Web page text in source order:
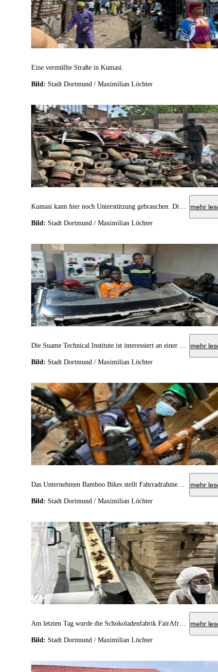
Eine vermüllte Straße in Kumasi.
Bild: Stadt Dortmund / Maximilian Löchter
Kumasi kann hier noch Unterstützung gebrauchen. Die Bilder vor Ort waren bedrückend. mehr
Bild: Stadt Dortmund / Maximilian Löchter
Die Suame Technical Institute ist interessiert an einer Schulpartnerschaft mit einer Dortmunder Berufsschule. mehr
Bild: Stadt Dortmund / Maximilian Löchter
Das Unternehmen Bamboo Bikes stellt Fahrradrahmen aus Bambus her. Aktuell bauen sie ihre Vermarktung aus, um die Fahrradrahmen in so viele Länder wie möglich zu verkaufen. mehr
Bild: Stadt Dortmund / Maximilian Löchter
Am letzten Tag wurde die Schokoladenfabrik FairAfric besucht. Die dort produzierte Schokolade ist fair gehandelt und nachhaltig produziert. mehr
Bild: Stadt Dortmund / Maximilian Löchter